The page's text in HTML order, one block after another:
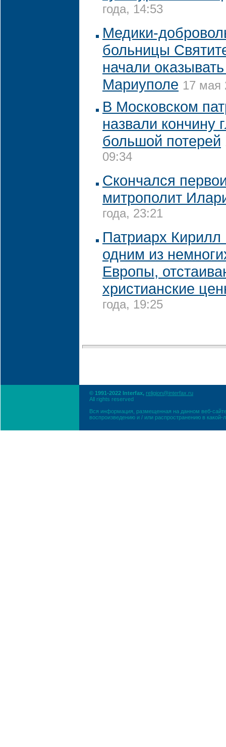
года, 14:53
Медики-
больницы
начали
Мариуполе 17 мая
В Московском
назвали
большой потерей
09:34
Скончался
митрополит
года, 23:21
Патриарх
одним из
Европы,
христианские
года, 19:25
© 1991-2022 Interfax, religion@interfax.ru
All rights reserved
Вся информация, размещенная на данном веб-
воспроизведению и / или распространению в